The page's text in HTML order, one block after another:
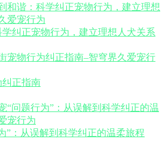
纠正宠物行为，建立理想人犬关系
纠正指南
”：从误解到科学纠正的温柔旅程